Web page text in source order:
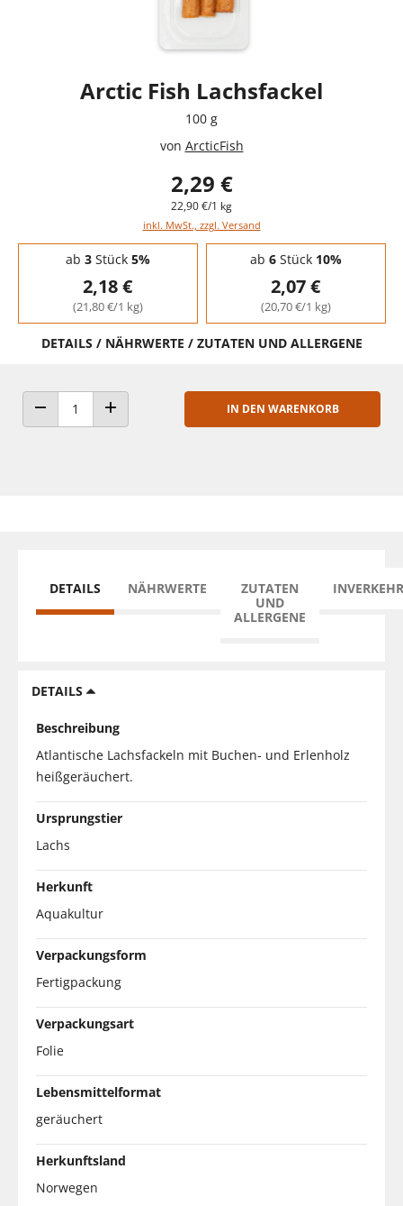
Arctic Fish Lachsfackel
100 g
von ArcticFish
2,29 €
22,90 €/1 kg
inkl. MwSt., zzgl. Versand
Staffelpreise - Mengenrabatt
ab 3Stück 5%
2,18 €
(21,80 €/1 kg)
ab 6Stück 10%
2,07 €
(20,70 €/1 kg)
DETAILS / NÄHRWERTE / ZUTATEN UND ALLERGENE
ANZAHL VERRINGERNANZAHL ERHÖHEN
IN DEN WARENKORB
DETAILS NÄHRWERTE
ZUTATEN
UND
ALLERGENE
DETAILS
Beschreibung
Atlantische Lachsfackeln mit Buchen- und Erlenholz
heißgeräuchert.
Ursprungstier
Lachs
Herkunft
Aquakultur
Verpackungsform
Fertigpackung
Verpackungsart
Folie
Lebensmittelformat
geräuchert
Herkunftsland
Norwegen